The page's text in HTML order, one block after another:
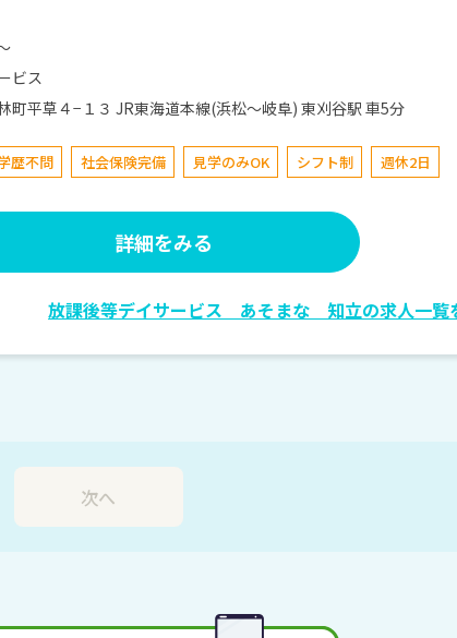
ビス
愛知県知立市新林町平草４−１３ JR東海道本線(浜松～岐阜) 東刈谷駅 車5分
歴不問 社会保険完備 見学のみOK シフト制 週休2日
詳細をみる
放課後等デイサービス あそまな 知立の求人一覧
次へ